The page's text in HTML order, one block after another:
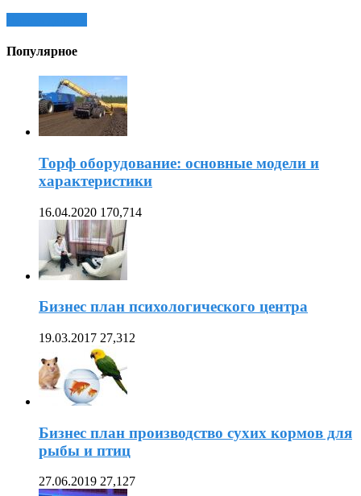
Популярное
Торф оборудование: основные модели и
характеристики
16.04.2020 170,714
Бизнес план психологического центра
19.03.2017 27,312
Бизнес план производство сухих кормов для
рыбы и птиц
27.06.2019 27,127